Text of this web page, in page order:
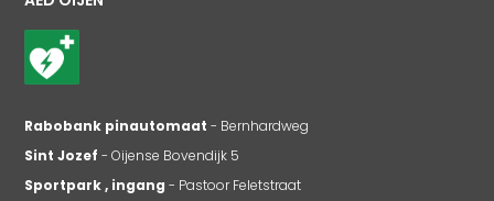
Rabobank pinautomaat - Bernhardweg
Sint Jozef - Oijense Bovendijk 5
Sportpark , ingang - Pastoor Feletstraat